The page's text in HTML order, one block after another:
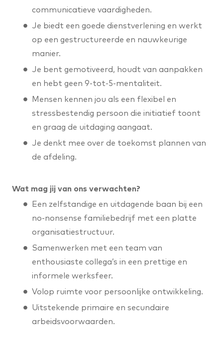
communicatieve vaardigheden.
Je biedt een goede dienstverlening en werkt
op een gestructureerde en nauwkeurige
manier.
Je bent gemotiveerd, houdt van aanpakken
en hebt geen 9-tot-5-mentaliteit.
Mensen kennen jou als een flexibel en
stressbestendig persoon die initiatief toont
en graag de uitdaging aangaat.
Je denkt mee over de toekomst plannen van
de afdeling.
Wat mag jij van ons verwachten?
Een zelfstandige en uitdagende baan bij een
no-nonsense familiebedrijf met een platte
organisatiestructuur.
Samenwerken met een team van
enthousiaste collega’s in een prettige en
informele werksfeer.
Volop ruimte voor persoonlijke ontwikkeling.
Uitstekende primaire en secundaire
arbeidsvoorwaarden.